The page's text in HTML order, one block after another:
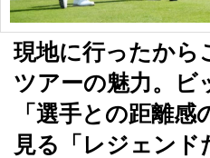
現地に行ったから
ツアーの魅力。ビ
「選手との距離
見る「レジェンド